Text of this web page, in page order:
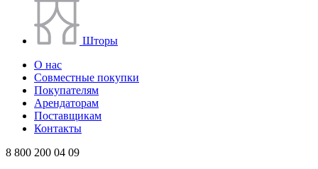
Шторы
О нас
Совместные покупки
Покупателям
Арендаторам
Поставщикам
Контакты
8 800 200 04 09